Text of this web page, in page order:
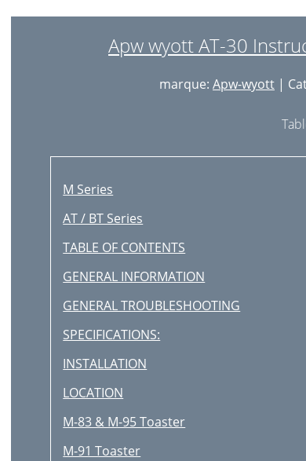
Apw wyott AT-30
marque: Apw-wyott |
M Series
AT / BT Series
TABLE OF CONTENTS
GENERAL INFORMATION
GENERAL TROUBLESHOOTING
SPECIFICATIONS:
INSTALLATION
LOCATION
M-83 & M-95 Toaster
M-91 Toaster